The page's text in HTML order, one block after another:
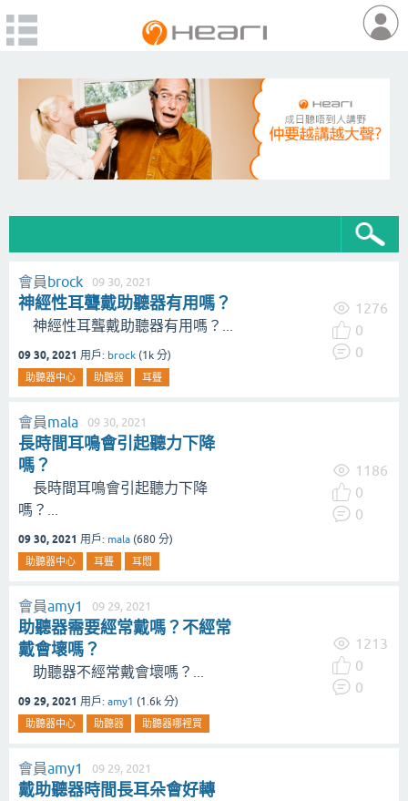
會員brock 09 30, 2021
神經性耳聾戴助聽器有用嗎？
神經性耳聾戴助聽器有用嗎？...
09 30, 2021 用戶: brock (1k 分)
助聽器中心 助聽器 耳聾
1276
0
0
會員mala 09 30, 2021
長時間耳鳴會引起聽力下降
嗎？
長時間耳鳴會引起聽力下降
嗎？...
09 30, 2021 用戶: mala (680 分)
助聽器中心 耳聾 耳悶
1186
0
0
會員amy1 09 29, 2021
助聽器需要經常戴嗎？不經常
戴會壞嗎？
助聽器不經常戴會壞嗎？...
09 29, 2021 用戶: amy1 (1.6k 分)
助聽器中心 助聽器 助聽器哪裡買
1213
0
0
會員amy1 09 29, 2021
戴助聽器時間長耳朵會好轉